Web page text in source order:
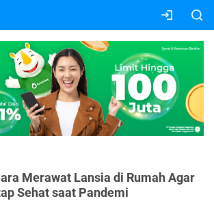
Merawat Lansia di Rumah Agar
Sehat saat Pandemi